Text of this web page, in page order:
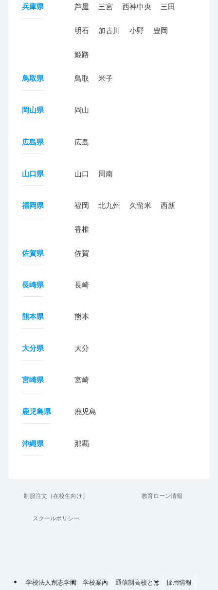
兵庫県 芦屋 三宮 西神中央 三田
明石 加古川 小野 豊岡
姫路
鳥取県 鳥取 米子
岡山県 岡山
広島県 広島
山口県 山口 周南
福岡県 福岡 北九州 久留米 西新
香椎
佐賀県 佐賀
長崎県 長崎
熊本県 熊本
大分県 大分
宮崎県 宮崎
鹿児島県 鹿児島
沖縄県 那覇
制服注文（在校生向け） 教育ローン情報
スクールポリシー
学校法人創志学園 学校案内 通信制高校とは 採用情報